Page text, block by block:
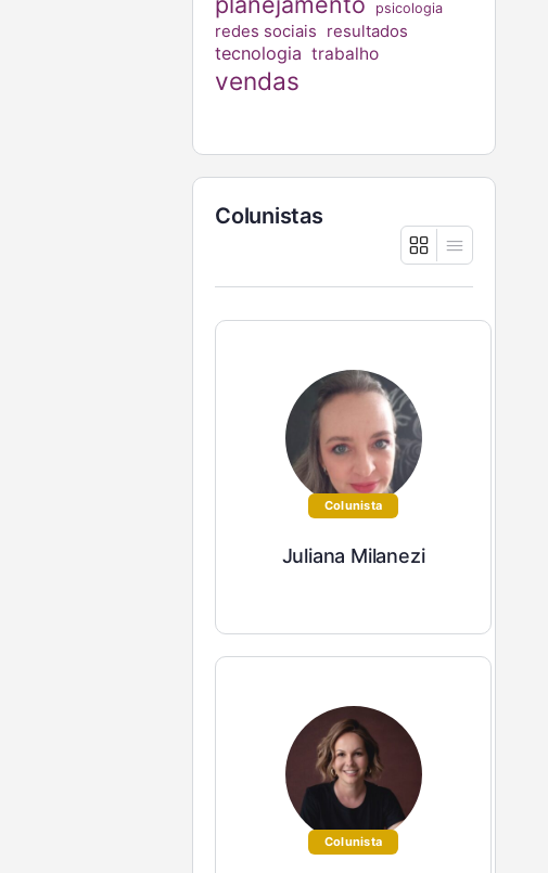
psicologia
redes sociais resultados
tecnologia trabalho
vendas
Colunistas
Colunista
Juliana Milanezi
Colunista